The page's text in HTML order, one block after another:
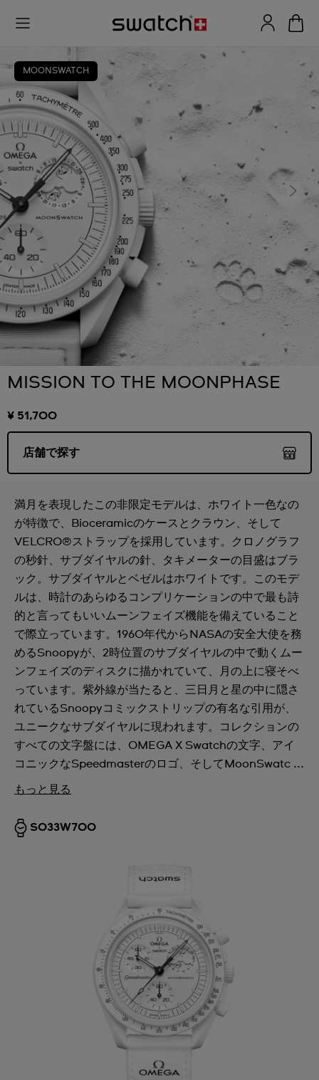
MOONSWATCH
MISSION TO THE MOONPHASE
¥ 51,700
店舗で探す
満月を表現したこの非限定モデルは、ホワイト一色なの
が特徴で、Bioceramicのケースとクラウン、そして
VELCRO®ストラップを採用しています。クロノグラフ
の秒針、サブダイヤルの針、タキメーターの目盛はブラ
ック。サブダイヤルとベゼルはホワイトです。このモデ
ルは、時計のあらゆるコンプリケーションの中で最も詩
的と言ってもいいムーンフェイズ機能を備えていること
で際立っています。1960年代からNASAの安全大使を務
めるSnoopyが、2時位置のサブダイヤルの中で動くムー
ンフェイズのディスクに描かれていて、月の上に寝そべ
っています。紫外線が当たると、三日月と星の中に隠さ
れているSnoopyコミックストリップの有名な引用が、
ユニークなサブダイヤルに現われます。コレクションの
すべての文字盤には、OMEGA X Swatchの文字、アイ
コニックなSpeedmasterのロゴ、そしてMoonSwatc ...
もっと見る
SO33W700